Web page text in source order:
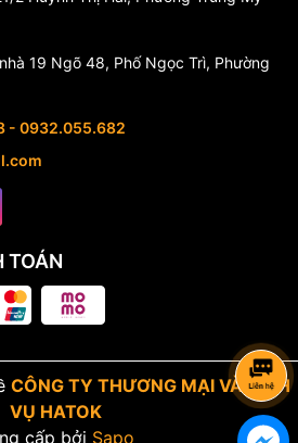
19 Ngõ 48, Phố Ngọc Trì, Phường
- 0932.055.682
TOÁN
CÔNG TY THƯƠNG MẠI VÀ DỊCH
VỤ HATOK
cấp bởi Sapo